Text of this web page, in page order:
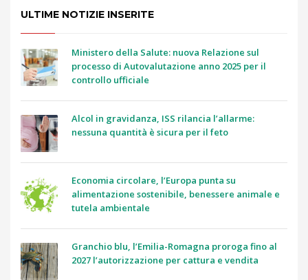
ULTIME NOTIZIE INSERITE
Ministero della Salute: nuova Relazione sul
processo di Autovalutazione anno 2025 per il
controllo ufficiale
Alcol in gravidanza, ISS rilancia l’allarme:
nessuna quantità è sicura per il feto
Economia circolare, l’Europa punta su
alimentazione sostenibile, benessere animale e
tutela ambientale
Granchio blu, l’Emilia-Romagna proroga fino al
2027 l’autorizzazione per cattura e vendita